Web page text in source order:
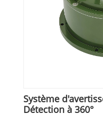
Système
Détection à 360°